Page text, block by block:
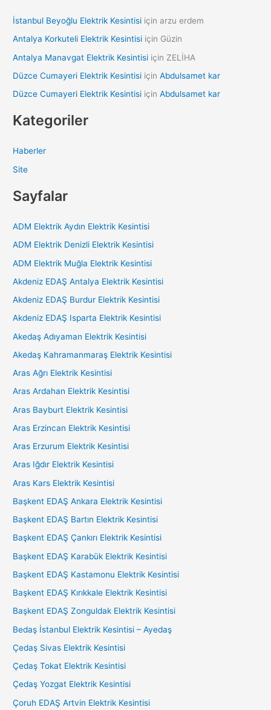
İstanbul Beyoğlu Elektrik Kesintisi içinarzu erdem
Antalya Korkuteli Elektrik Kesintisi için Güzin
Antalya Manavgat Elektrik Kesintisi için ZELİHA
Düzce Cumayeri Elektrik Kesintisi içinAbdulsamet kar
Düzce Cumayeri Elektrik Kesintisi içinAbdulsamet kar
Kategoriler
Haberler
Site
Sayfalar
ADM Elektrik Aydın Elektrik Kesintisi
ADM Elektrik Denizli Elektrik Kesintisi
ADM Elektrik Muğla Elektrik Kesintisi
Akdeniz EDAŞ Antalya Elektrik Kesintisi
Akdeniz EDAŞ Burdur Elektrik Kesintisi
Akdeniz EDAŞ Isparta Elektrik Kesintisi
Akedaş Adıyaman Elektrik Kesintisi
Akedaş Kahramanmaraş Elektrik Kesintisi
Aras Ağrı Elektrik Kesintisi
Aras Ardahan Elektrik Kesintisi
Aras Bayburt Elektrik Kesintisi
Aras Erzincan Elektrik Kesintisi
Aras Erzurum Elektrik Kesintisi
Aras Iğdır Elektrik Kesintisi
Aras Kars Elektrik Kesintisi
Başkent EDAŞ Ankara Elektrik Kesintisi
Başkent EDAŞ Bartın Elektrik Kesintisi
Başkent EDAŞ Çankırı Elektrik Kesintisi
Başkent EDAŞ Karabük Elektrik Kesintisi
Başkent EDAŞ Kastamonu Elektrik Kesintisi
Başkent EDAŞ Kırıkkale Elektrik Kesintisi
Başkent EDAŞ Zonguldak Elektrik Kesintisi
Bedaş İstanbul Elektrik Kesintisi – Ayedaş
Çedaş Sivas Elektrik Kesintisi
Çedaş Tokat Elektrik Kesintisi
Çedaş Yozgat Elektrik Kesintisi
Çoruh EDAŞ Artvin Elektrik Kesintisi